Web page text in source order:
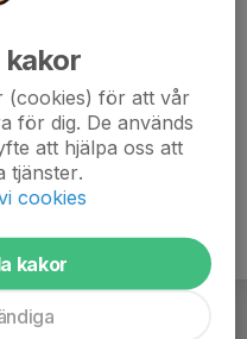
alla medlemmar.
kakor
(cookies) för att vår
för dig. De används
att hjälpa oss att
tjänster.
cookies
kakor